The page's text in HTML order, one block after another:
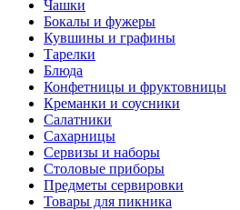
Чашки
Бокалы и фужеры
Кувшины и графины
Тарелки
Блюда
Конфетницы и фруктовницы
Креманки и соусники
Салатники
Сахарницы
Сервизы и наборы
Столовые приборы
Предметы сервировки
Товары для пикника